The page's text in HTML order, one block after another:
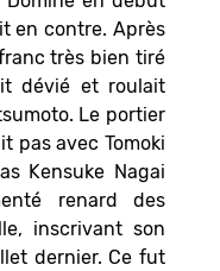
en contre. Après
très bien tiré
dévié et roulait
Le portier
pas avec Tomoki
Kensuke Nagai
renard des
inscrivant son
dernier. Ce fut